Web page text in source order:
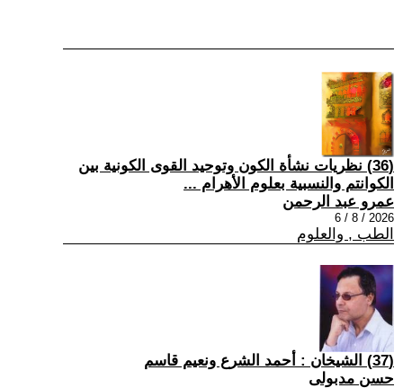
(36) نظريات نشأة الكون وتوحيد القوى الكونية بين
الكوانتم والنسبية بعلوم الأهرام ...
عمرو عبد الرحمن
2026 / 8 / 6
الطب , والعلوم
(37) الشيخان : أحمد الشرع ونعيم قاسم
حسن مدبولى